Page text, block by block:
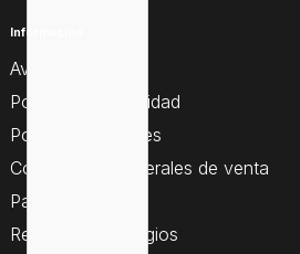
Información
Aviso legal
Política de privacidad
Política de cookies
Condiciones generales de venta
Pago seguro
Resolución de litigios